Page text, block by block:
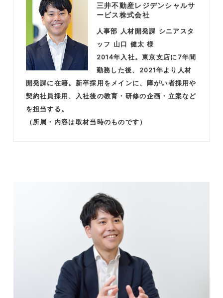
三井不動産レジデンシャルサ
ービス株式会社
人事部 人材開発課 シニアスタ
ッフ 山口 健太 様
2014年入社。東京支店に 7年間
勤務した後、 2021年より人材
開発課に在籍。新卒採用をメインに、障がい者採用や
契約社員採用、入社後の教育・研修の企画・立案など
を担当する。
（所属・内容は取材当時のものです）